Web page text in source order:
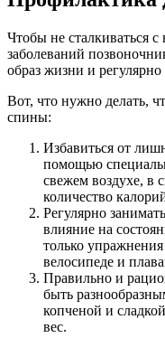
Чтобы не сталкиваться
заболеваний
образ жизни и
Вот, что нужно делать,
спины:
Избавиться от
помощью
свежем воздухе, в
количество
Регулярно
влияние на
только
велосипеде и
Правильно и
быть
копченой и
вес.